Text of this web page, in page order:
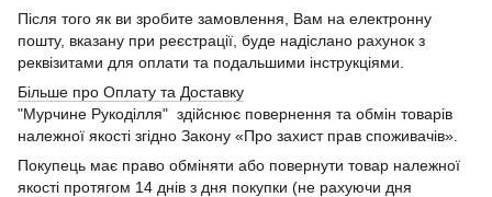
Після того як ви зробите замовлення, Вам на електронну
пошту, вказану при реєстрації, буде надіслано рахунок з
реквізитами для оплати та подальшими інструкціями.
Більше про Оплату та Доставку
"Мурчине Рукоділля" здійснює повернення та обмін товарів
належної якості згідно Закону «Про захист прав споживачів».
Покупець має право обміняти або повернути товар належної
якості протягом 14 днів з дня покупки (не рахуючи дня